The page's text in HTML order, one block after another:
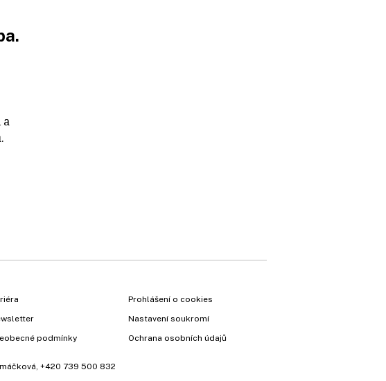
a
podmínky
Prohlášení o cookies
Nastavení soukromí
Ochrana osobních údajů
+420 739 500 832